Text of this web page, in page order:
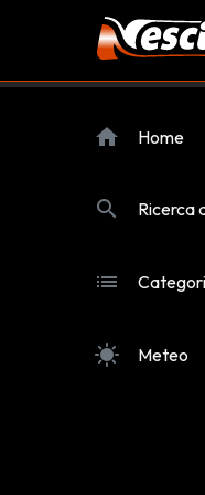
home Home
search Ricerca
list
sunny Meteo